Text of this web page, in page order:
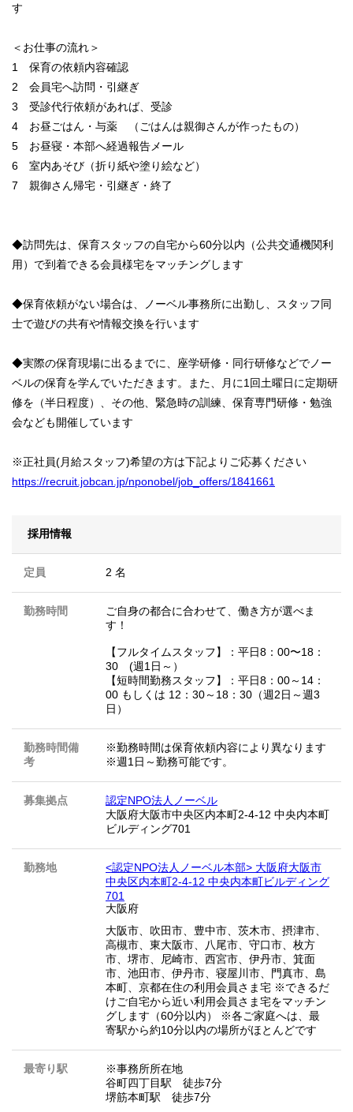
す
＜お仕事の流れ＞
1 保育の依頼内容確認
2 会員宅へ訪問・引継ぎ
3 受診代行依頼があれば、受診
4 お昼ごはん・与薬 （ごはんは親御さんが作ったもの）
5 お昼寝・本部へ経過報告メール
6 室内あそび（折り紙や塗り絵など）
7 親御さん帰宅・引継ぎ・終了
◆訪問先は、保育スタッフの自宅から60分以内（公共交通機関利
用）で到着できる会員様宅をマッチングします
◆保育依頼がない場合は、ノーベル事務所に出勤し、スタッフ同
士で遊びの共有や情報交換を行います
◆実際の保育現場に出るまでに、座学研修・同行研修などでノー
ベルの保育を学んでいただきます。また、月に1回土曜日に定期研
修を（半日程度）、その他、緊急時の訓練、保育専門研修・勉強
会なども開催しています
※正社員(月給スタッフ)希望の方は下記よりご応募ください
https://recruit.jobcan.jp/nponobel/job_offers/1841661
採用情報
定員 2 名
勤務時間
ご自身の都合に合わせて、働き方が選べま
す！
【フルタイムスタッフ】：平日8：00〜18：
30 (週1日～）
【短時間勤務スタッフ】：平日8：00～14：
00 もしくは 12：30～18：30（週2日～週3
日）
勤務時間備
考
※勤務時間は保育依頼内容により異なります
※週1日～勤務可能です。
募集拠点
認定NPO法人ノーベル
大阪府大阪市中央区内本町2-4-12 中央内本町
ビルディング701
勤務地
<認定NPO法人ノーベル本部> 大阪府大阪市
中央区内本町2-4-12 中央内本町ビルディング
701
大阪府
大阪市、吹田市、豊中市、茨木市、摂津市、
高槻市、東大阪市、八尾市、守口市、枚方
市、堺市、尼崎市、西宮市、伊丹市、箕面
市、池田市、伊丹市、寝屋川市、門真市、島
本町、京都在住の利用会員さま宅 ※できるだ
けご自宅から近い利用会員さま宅をマッチン
グします（60分以内） ※各ご家庭へは、最
寄駅から約10分以内の場所がほとんどです
最寄り駅
※事務所所在地
谷町四丁目駅 徒歩7分
堺筋本町駅 徒歩7分